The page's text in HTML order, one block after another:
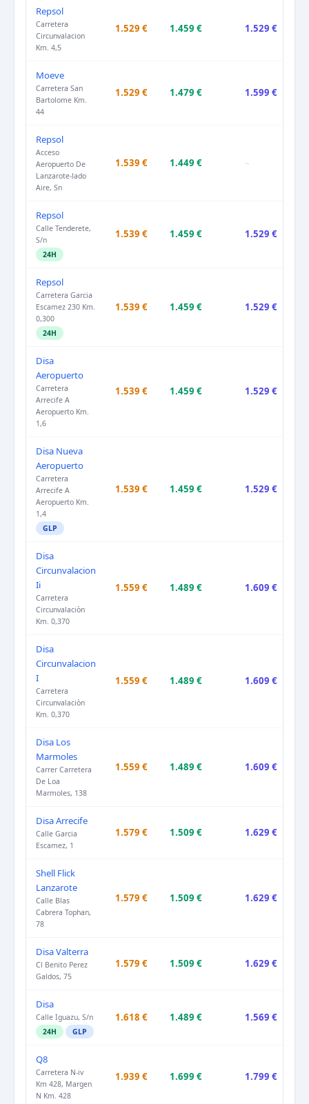
Repsol
Carretera
Circunvalacion
Km. 4,5
1.529 € 1.459 € 1.529 €
Moeve
Carretera San
Bartolome Km.
44
1.529 € 1.479 € 1.599 €
Repsol
Acceso
Aeropuerto De
Lanzarote-lado
Aire, Sn
1.539 € 1.449 € –
Repsol
Calle Tenderete,
S/n
24H
1.539 € 1.459 € 1.529 €
Repsol
Carretera Garcia
Escamez 230 Km.
0,300
24H
1.539 € 1.459 € 1.529 €
Disa
Aeropuerto
Carretera
Arrecife A
Aeropuerto Km.
1,6
1.539 € 1.459 € 1.529 €
Disa Nueva
Aeropuerto
Carretera
Arrecife A
Aeropuerto Km.
1,4
GLP
1.539 € 1.459 € 1.529 €
Disa
Circunvalacion
Ii
Carretera
Circunvalaciòn
Km. 0,370
1.559 € 1.489 € 1.609 €
Disa
Circunvalacion
I
Carretera
Circunvalaciòn
Km. 0,370
1.559 € 1.489 € 1.609 €
Disa Los
Marmoles
Carrer Carretera
De Loa
Marmoles, 138
1.559 € 1.489 € 1.609 €
Disa Arrecife
Calle Garcia
Escamez, 1
1.579 € 1.509 € 1.629 €
Shell Flick
Lanzarote
Calle Blas
Cabrera Tophan,
78
1.579 € 1.509 € 1.629 €
Disa Valterra
Cl Benito Perez
Galdos, 75
1.579 € 1.509 € 1.629 €
Disa
Calle Iguazu, S/n
24H
GLP
1.618 € 1.489 € 1.569 €
Q8
Carretera N-iv
Km 428, Margen
N Km. 428
1.939 € 1.699 € 1.799 €